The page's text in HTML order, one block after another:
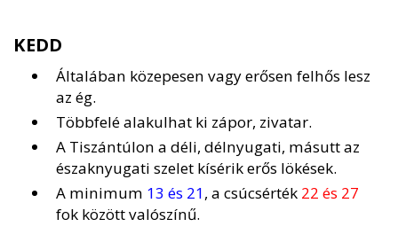
KEDD
Általában közepesen vagy erősen felhős lesz
az ég.
Többfelé alakulhat ki zápor, zivatar.
A Tiszántúlon a déli, délnyugati, másutt az
északnyugati szelet kísérik erős lökések.
A minimum 13 és 21, a csúcsérték 22 és 27
fok között valószínű.